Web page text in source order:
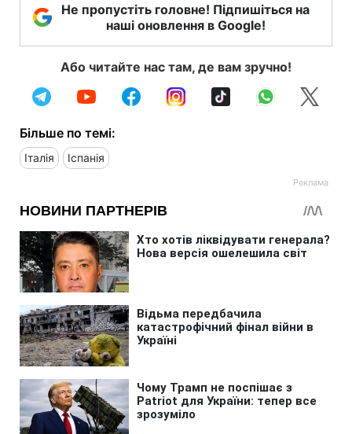
Не пропустіть головне! Підпишіться на
наші оновлення в Google!
Або читайте нас там, де вам зручно!
Більше по темі:
Італія Іспанія